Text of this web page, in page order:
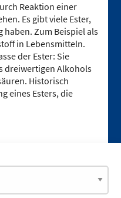
Reaktion einer
Es gibt viele Ester,
Zum Beispiel als
in Lebensmitteln.
der Ester: Sie
dreiwertigen Alkohols
Historisch
eines Esters, die